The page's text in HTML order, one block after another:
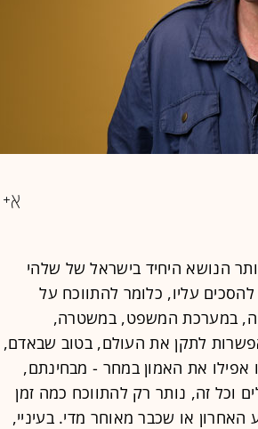
הנושא היחיד בישראל של שלהי
עליו, כלומר להתווכח על
במערכת המשפט, במשטרה,
לתקן את העולם, בטוב שבאדם,
אפילו את האמון במחר - מבחינתם,
וכל זה, נותר רק להתווכח כמה זמן
או שכבר מאוחר מדי. בעיניי,